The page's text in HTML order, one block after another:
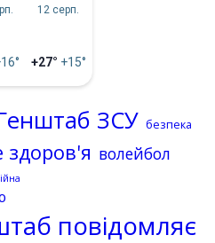
12 серп.
+27° +15°
ЗСУ безпека
волейбол
повідомляє